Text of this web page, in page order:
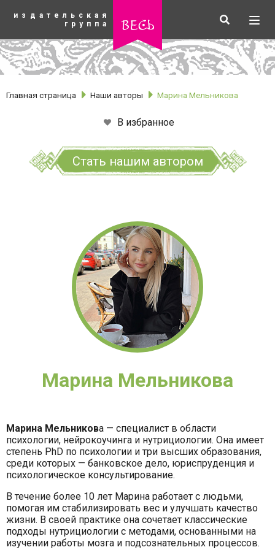
основному
издательская
группа
весь Искать
рубрики
Главная страница Наши авторы Марина Мельникова
В избранное
Стать нашим автором
Марина Мельникова
Марина Мельникова — специалист в области
психологии, нейрокоучинга и нутрициологии. Она имеет
степень PhD по психологии и три высших образования,
среди которых — банковское дело, юриспруденция и
психологическое консультирование.
В течение более 10 лет Марина работает с людьми,
помогая им стабилизировать вес и улучшать качество
жизни. В своей практике она сочетает классические
подходы нутрициологии с методами, основанными на
изучении работы мозга и подсознательных процессов.